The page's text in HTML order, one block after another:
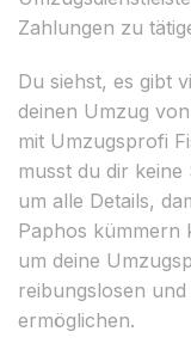
Zahlungen zu
Du siehst, es gibt
deinen Umzug
mit Umzugsprofi
musst du dir
um alle Details,
Paphos kümmern
um deine
reibungslosen
ermöglichen.